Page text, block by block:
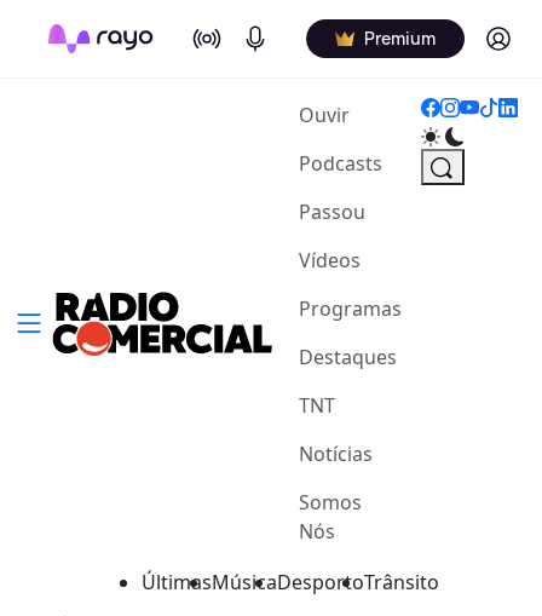
On Air Podcasts Premium Log in
Ouvir(current)
Podcasts
Passou
Vídeos
Programas
Destaques
TNT
Notícias
Somos
Nós
ÚltimasMúsicaDesportoTrânsito